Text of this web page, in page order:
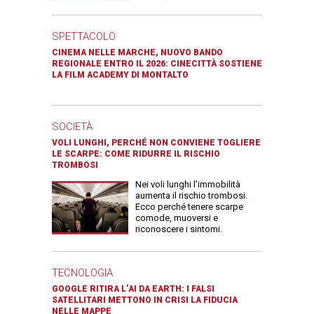
SPETTACOLO
CINEMA NELLE MARCHE, NUOVO BANDO
REGIONALE ENTRO IL 2026: CINECITTÀ SOSTIENE
LA FILM ACADEMY DI MONTALTO
SOCIETÀ
VOLI LUNGHI, PERCHÉ NON CONVIENE TOGLIERE
LE SCARPE: COME RIDURRE IL RISCHIO
TROMBOSI
Nei voli lunghi l’immobilità
aumenta il rischio trombosi.
Ecco perché tenere scarpe
comode, muoversi e
riconoscere i sintomi.
TECNOLOGIA
GOOGLE RITIRA L’AI DA EARTH: I FALSI
SATELLITARI METTONO IN CRISI LA FIDUCIA
NELLE MAPPE